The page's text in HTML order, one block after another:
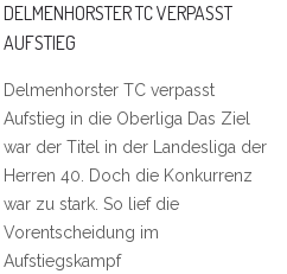
DELMENHORSTER TC VERPASST
AUFSTIEG
Delmenhorster TC verpasst
Aufstieg in die Oberliga Das Ziel
war der Titel in der Landesliga der
Herren 40. Doch die Konkurrenz
war zu stark. So lief die
Vorentscheidung im
Aufstiegskampf